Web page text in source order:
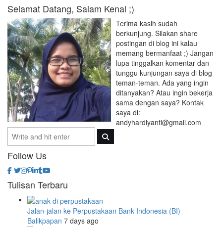
Selamat Datang, Salam Kenal ;)
Terima kasih sudah
berkunjung. Silakan share
postingan di blog ini kalau
memang bermanfaat ;) Jangan
lupa tinggalkan komentar dan
tunggu kunjungan saya di blog
teman-teman. Ada yang ingin
ditanyakan? Atau ingin bekerja
sama dengan saya? Kontak
saya di:
andyhardiyanti@gmail.com
Follow Us
Tulisan Terbaru
Jalan-jalan ke Perpustakaan Bank Indonesia (BI)
Balikpapan 7 days ago